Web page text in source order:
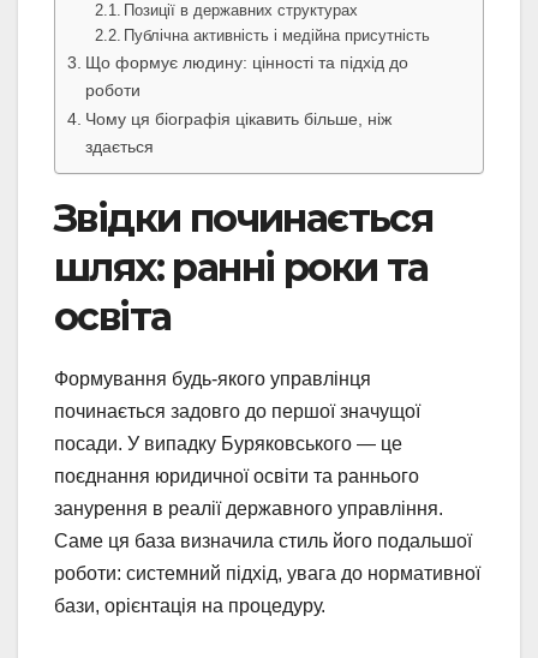
Позиції в державних структурах
Публічна активність і медійна присутність
Що формує людину: цінності та підхід до
роботи
Чому ця біографія цікавить більше, ніж
здається
Звідки починається
шлях: ранні роки та
освіта
Формування будь-якого управлінця
починається задовго до першої значущої
посади. У випадку Буряковського — це
поєднання юридичної освіти та раннього
занурення в реалії державного управління.
Саме ця база визначила стиль його подальшої
роботи: системний підхід, увага до нормативної
бази, орієнтація на процедуру.